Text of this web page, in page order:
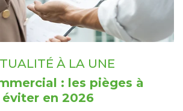
À LA UNE
: les pièges à
éviter en 2026